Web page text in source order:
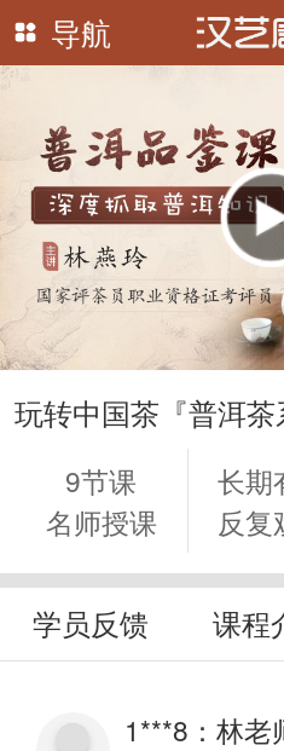
导航
播
玩转中国茶『普洱茶
9节课
名师授课
长期
反复
学员反馈 课程
1***8： 林老